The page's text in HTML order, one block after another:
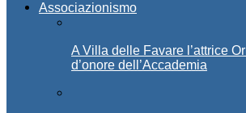
Associazionismo
A Villa delle Favare l’attrice
d’onore dell’Accademia